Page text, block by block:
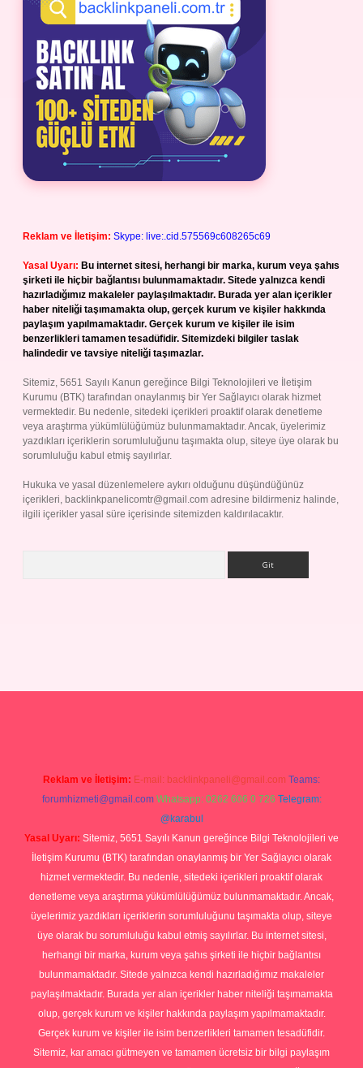
Reklam ve İletişim: Skype: live:.cid.575569c608265c69
Yasal Uyarı: Bu internet sitesi, herhangi bir marka, kurum veya şahıs
şirketi ile hiçbir bağlantısı bulunmamaktadır. Sitede yalnızca kendi
hazırladığımız makaleler paylaşılmaktadır. Burada yer alan içerikler
haber niteliği taşımamakta olup, gerçek kurum ve kişiler hakkında
paylaşım yapılmamaktadır. Gerçek kurum ve kişiler ile isim
benzerlikleri tamamen tesadüfidir. Sitemizdeki bilgiler taslak
halindedir ve tavsiye niteliği taşımazlar.
Sitemiz, 5651 Sayılı Kanun gereğince Bilgi Teknolojileri ve İletişim
Kurumu (BTK) tarafından onaylanmış bir Yer Sağlayıcı olarak hizmet
vermektedir. Bu nedenle, sitedeki içerikleri proaktif olarak denetleme
veya araştırma yükümlülüğümüz bulunmamaktadır. Ancak, üyelerimiz
yazdıkları içeriklerin sorumluluğunu taşımakta olup, siteye üye olarak bu
sorumluluğu kabul etmiş sayılırlar.
Hukuka ve yasal düzenlemelere aykırı olduğunu düşündüğünüz
içerikleri, backlinkpanelicomtr@gmail.com adresine bildirmeniz halinde,
ilgili içerikler yasal süre içerisinde sitemizden kaldırılacaktır.
Reklam ve İletişim: E-mail: backlinkpaneli@gmail.com Teams:
forumhizmeti@gmail.com Whatsapp: 0262 606 0 726 Telegram:
@karabul
Yasal Uyarı: Sitemiz, 5651 Sayılı Kanun gereğince Bilgi Teknolojileri ve
İletişim Kurumu (BTK) tarafından onaylanmış bir Yer Sağlayıcı olarak
hizmet vermektedir. Bu nedenle, sitedeki içerikleri proaktif olarak
denetleme veya araştırma yükümlülüğümüz bulunmamaktadır. Ancak,
üyelerimiz yazdıkları içeriklerin sorumluluğunu taşımakta olup, siteye
üye olarak bu sorumluluğu kabul etmiş sayılırlar. Bu internet sitesi,
herhangi bir marka, kurum veya şahıs şirketi ile hiçbir bağlantısı
bulunmamaktadır. Sitede yalnızca kendi hazırladığımız makaleler
paylaşılmaktadır. Burada yer alan içerikler haber niteliği taşımamakta
olup, gerçek kurum ve kişiler hakkında paylaşım yapılmamaktadır.
Gerçek kurum ve kişiler ile isim benzerlikleri tamamen tesadüfidir.
Sitemiz, kar amacı gütmeyen ve tamamen ücretsiz bir bilgi paylaşım